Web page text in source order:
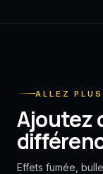
ALLEZ
Ajoutez
Effets fumée,